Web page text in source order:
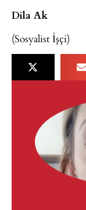
Dila Ak
(Sosyalist İşçi)